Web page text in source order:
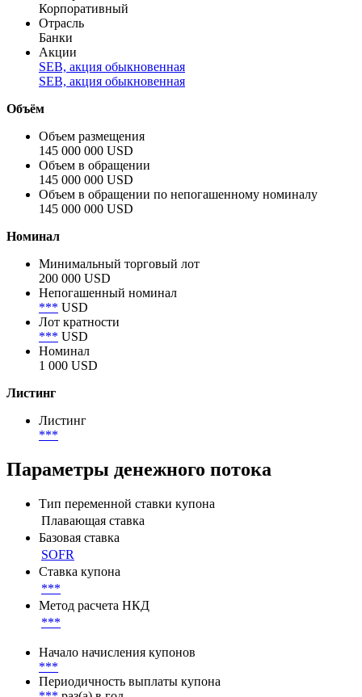
SEB
Полное название заёмщика / эмитента
SEB
Сектор
Корпоративный
Отрасль
Акции
SEB, акция обыкновенная
Объём
Объем размещения
145 000 000 USD
145 000 000 USD
145 000 000 USD
Номинал
Минимальный торговый лот
200 000 USD
Непогашенный номинал
***USD
***
1 000 USD
Листинг
Параметры денежного потока
Тип переменной ставки купона
Плавающая ставка
Базовая ставка
SOFR
Ставка купона
Метод расчета НКД
***